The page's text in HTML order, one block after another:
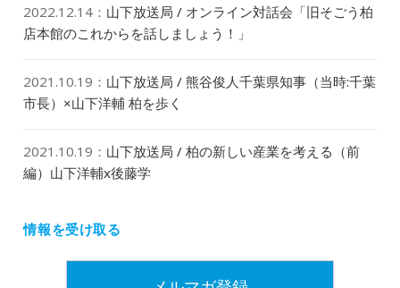
2022.12.14 ： 山下放送局 / オンライン対話会「旧そごう柏
店本館のこれからを話しましょう！」
2021.10.19 ： 山下放送局 / 熊谷俊人千葉県知事（当時:千葉
市長）×山下洋輔 柏を歩く
2021.10.19 ： 山下放送局 / 柏の新しい産業を考える（前
編）山下洋輔x後藤学
情報を受け取る